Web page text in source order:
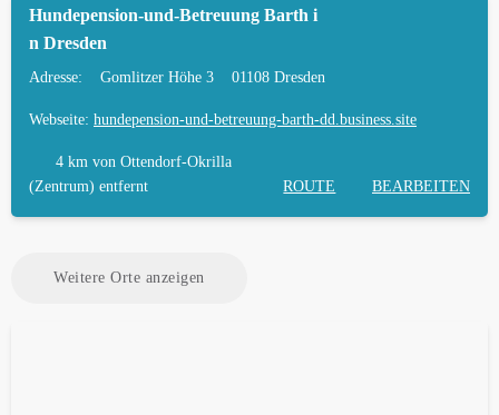
Hundepension-und-Betreuung Barth i
n Dresden
Adresse: Gomlitzer Höhe 3 01108 Dresden
Webseite: hundepension-und-betreuung-barth-dd.business.site
4 km von Ottendorf-Okrilla
(Zentrum) entfernt
ROUTE BEARBEITEN
Weitere Orte anzeigen